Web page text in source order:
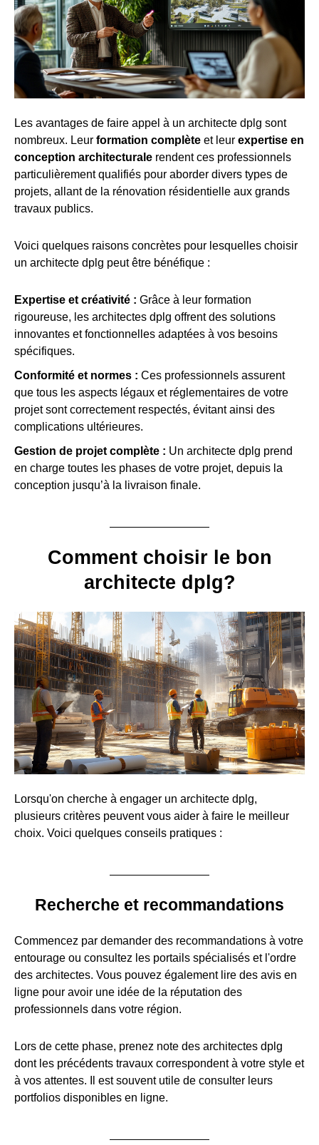
Les avantages de faire appel à un architecte dplg sont
nombreux. Leur formation complète et leur expertise en
conception architecturale rendent ces professionnels
particulièrement qualifiés pour aborder divers types de
projets, allant de la rénovation résidentielle aux grands
travaux publics.
Voici quelques raisons concrètes pour lesquelles choisir
un architecte dplg peut être bénéfique :
Expertise et créativité : Grâce à leur formation
rigoureuse, les architectes dplg offrent des solutions
innovantes et fonctionnelles adaptées à vos besoins
spécifiques.
Conformité et normes : Ces professionnels assurent
que tous les aspects légaux et réglementaires de votre
projet sont correctement respectés, évitant ainsi des
complications ultérieures.
Gestion de projet complète : Un architecte dplg prend
en charge toutes les phases de votre projet, depuis la
conception jusqu’à la livraison finale.
Comment choisir le bon
architecte dplg?
Lorsqu'on cherche à engager un architecte dplg,
plusieurs critères peuvent vous aider à faire le meilleur
choix. Voici quelques conseils pratiques :
Recherche et recommandations
Commencez par demander des recommandations à votre
entourage ou consultez les portails spécialisés et l'ordre
des architectes. Vous pouvez également lire des avis en
ligne pour avoir une idée de la réputation des
professionnels dans votre région.
Lors de cette phase, prenez note des architectes dplg
dont les précédents travaux correspondent à votre style et
à vos attentes. Il est souvent utile de consulter leurs
portfolios disponibles en ligne.